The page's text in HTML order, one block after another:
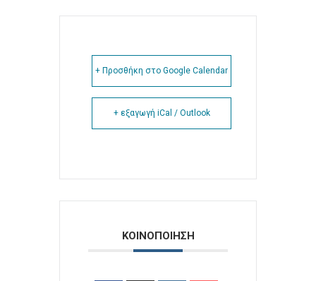
+ Προσθήκη στο Google Calendar
+ εξαγωγή iCal / Outlook
ΚΟΙΝΟΠΟΙΗΣΗ